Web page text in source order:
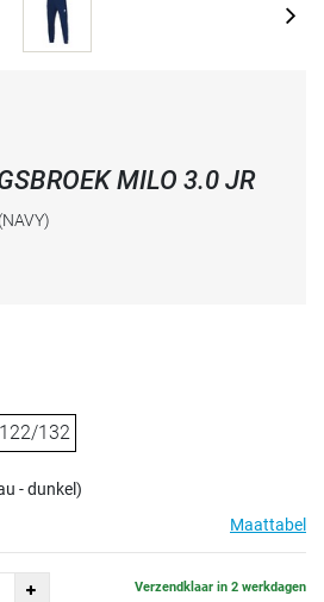
MILO 3.0 JR
(NAVY)
122/132
- dunkel)
Maattabel
Verzendklaar in 2 werkdagen